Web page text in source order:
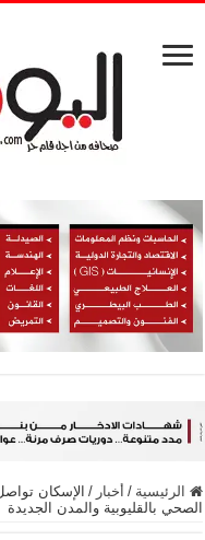
الرئيسية / أخبار / الإسكان
الصحي بالقليوبية والمدن الجديدة